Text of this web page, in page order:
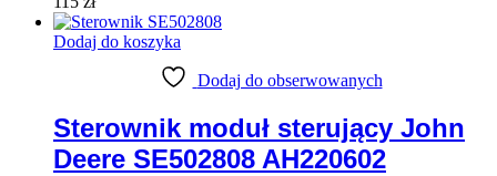
Dodaj do koszyka
Dodaj do obserwowanych
Sterownik moduł sterujący John
Deere SE502808 AH220602